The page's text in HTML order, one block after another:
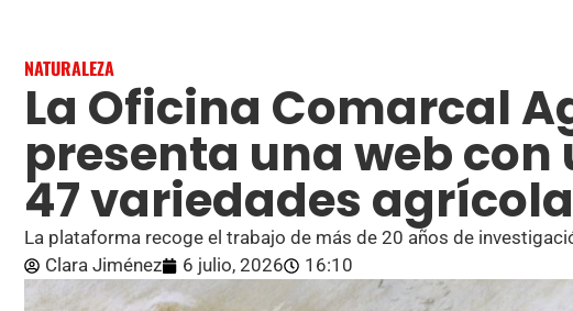
NATURALEZA
La Oficina Comarcal
presenta una web
47 variedades
La plataforma recoge el trabajo de más de 20 años de
Clara Jiménez
6 julio, 2026 16:10